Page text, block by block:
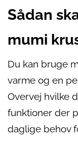
Sådan
mumi
Du kan bruge
varme og en
Overvej hvilke
funktioner der
daglige behov